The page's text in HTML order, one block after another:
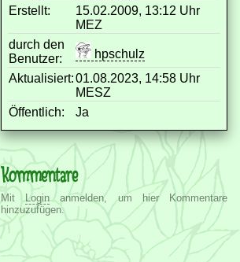
Erstellt:
15.02.2009, 13:12 Uhr
MEZ
durch den
Benutzer:
hpschulz
Aktualisiert:01.08.2023, 14:58 Uhr
MESZ
Öffentlich:
Ja
Kommentare
Mit Loginanmelden, um hier Kommentare
hinzuzufügen.